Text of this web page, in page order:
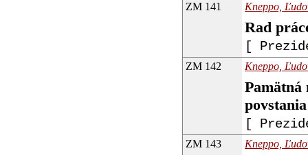
ZM 141 Kneppo,
Rad
[
ZM 142 Kneppo,
Pamätná
povstania
[
ZM 143 Kneppo,